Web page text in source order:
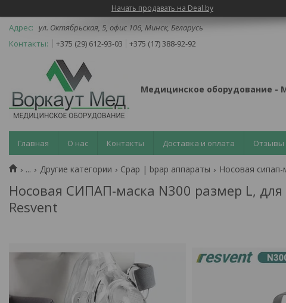
Начать продавать на Deal.by
ул. Октябрьская, 5, офис 106, Минск, Беларусь
+375 (29) 612-93-03
+375 (17) 388-92-92
Медицинское оборудование -
Главная О нас Контакты Доставка и оплата Отзывы
... Другие категории Cpap | bpap аппараты Носовая
Носовая СИПАП-маска N300 размер L, для
Resvent